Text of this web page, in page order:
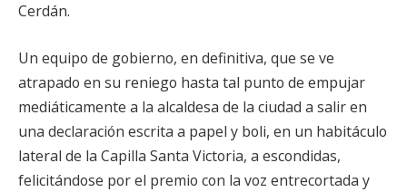
Cerdán.
Un equipo de gobierno, en definitiva, que se ve
atrapado en su reniego hasta tal punto de empujar
mediáticamente a la alcaldesa de la ciudad a salir en
una declaración escrita a papel y boli, en un habitáculo
lateral de la Capilla Santa Victoria, a escondidas,
felicitándose por el premio con la voz entrecortada y